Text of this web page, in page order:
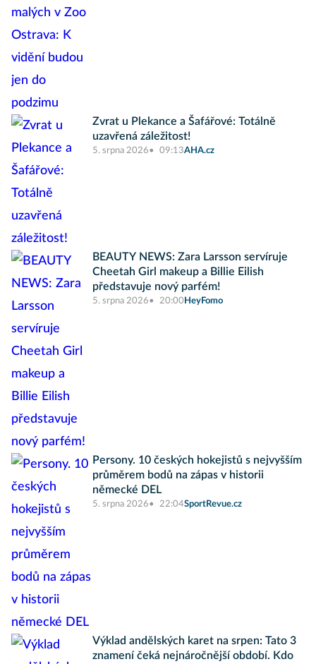
Zvrat u Plekance a Šafářové: Totálně
uzavřená záležitost!
5. srpna 2026 09:13AHA.cz
BEAUTY NEWS: Zara Larsson servíruje
Cheetah Girl makeup a Billie Eilish
představuje nový parfém!
5. srpna 2026 20:00 HeyFomo
Persony. 10 českých hokejistů s nejvyšším
průměrem bodů na zápas v historii
německé DEL
5. srpna 2026 22:04SportRevue.cz
Výklad andělských karet na srpen: Tato 3
znamení čeká nejnáročnější období. Kdo